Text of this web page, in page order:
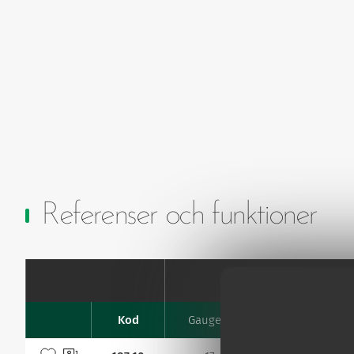
Referenser och funktioner
Kod Gauge G